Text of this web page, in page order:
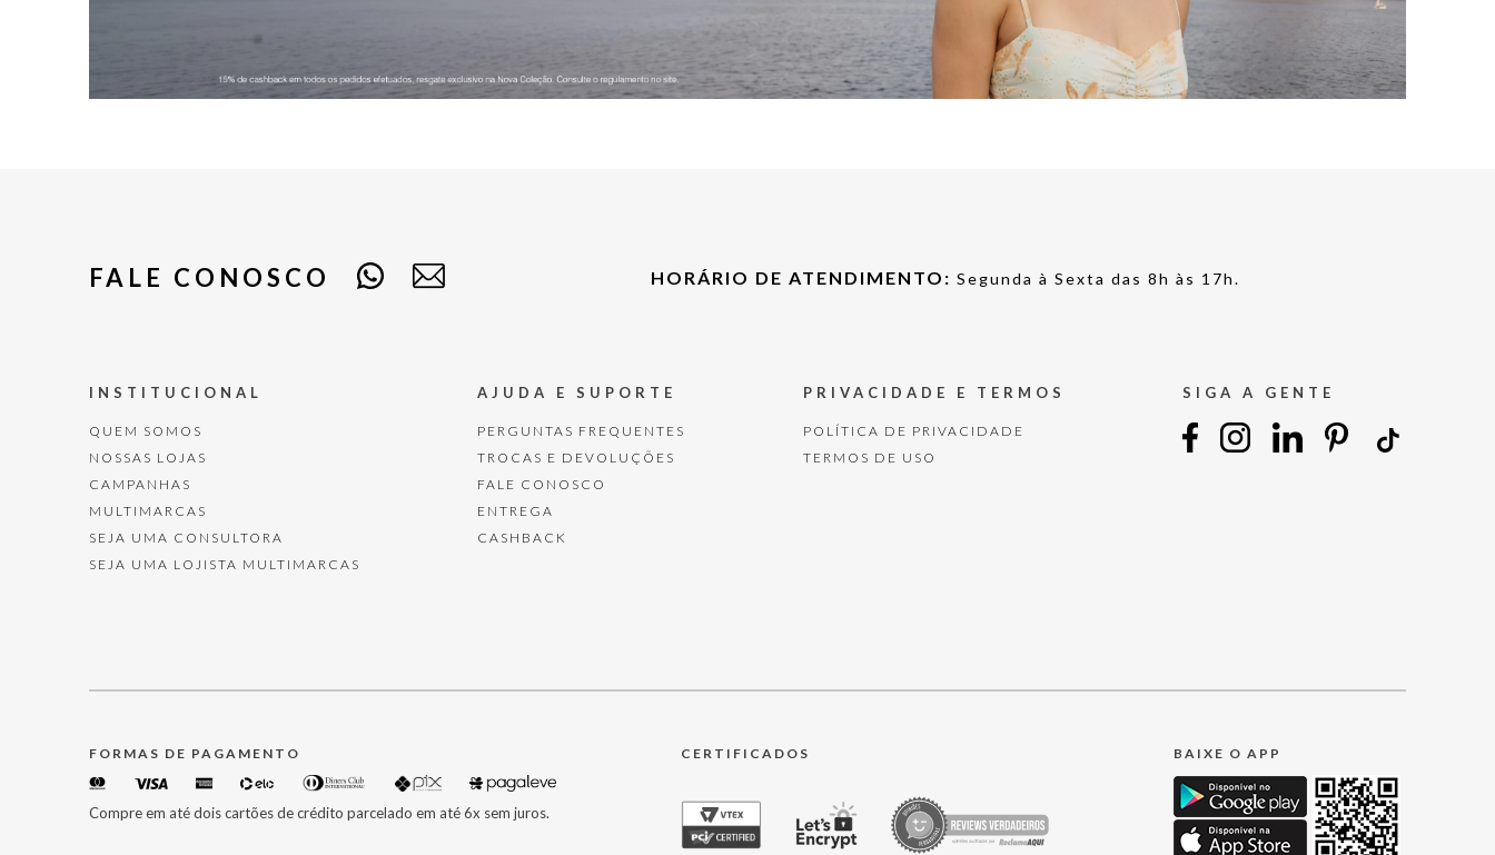
FALE CONOSCO HORÁRIO DE ATENDIMENTO: Segunda à Sexta das 8h às 17h.
INSTITUCIONAL
QUEM SOMOS
NOSSAS LOJAS
CAMPANHAS
MULTIMARCAS
SEJA UMA CONSULTORA
SEJA UMA LOJISTA MULTIMARCAS
AJUDA E SUPORTE
PERGUNTAS FREQUENTES
TROCAS E DEVOLUÇÕES
FALE CONOSCO
ENTREGA
CASHBACK
PRIVACIDADE E TERMOS
POLÍTICA DE PRIVACIDADE
TERMOS DE USO
SIGA A GENTE
FORMAS DE PAGAMENTO
Compre em até dois cartões de crédito parcelado em até 6x sem juros.
CERTIFICADOS BAIXE O APP